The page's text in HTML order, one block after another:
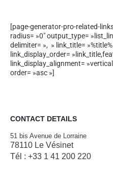
[page-generator-pro-related-
radius= »0″ output_type=
delimiter= », » link_title=
link_display_order=
link_display_alignment=
order= »asc »]
CONTACT DETAILS
51 bis Avenue de Lorraine
78110 Le Vésinet
Tél : +33 1 41 200 220